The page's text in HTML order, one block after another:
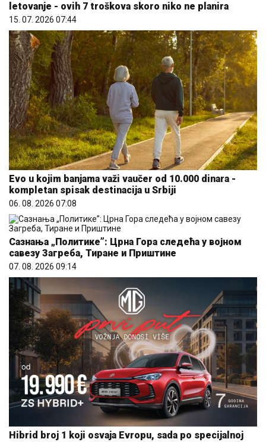
letovanje - ovih 7 troškova skoro niko ne planira
15. 07. 2026 07:44
Evo u kojim banjama važi vaučer od 10.000 dinara -
kompletan spisak destinacija u Srbiji
06. 08. 2026 07:08
Сазнања „Политике”: Црна Гора следећа у војном
савезу Загреба, Тиране и Приштине
07. 08. 2026 09:14
Hibrid broj 1 koji osvaja Evropu, sada po specijalnoj